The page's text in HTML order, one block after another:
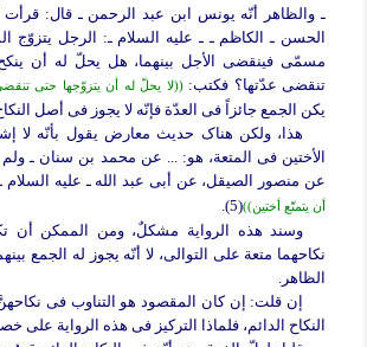
ـ والظاهر أنّه یونس ابن عبد الرحمن ـ قال:
الحسن ـ الکاظم ـ ـ علیه السلام ـ: الرجل یتزوّج
مسمّى فینقضی الأجل بینهما، هل یحلّ له أن
تنقضی عدّتها؟ فکتب:((لا یحلّ له أن یتزوّجها حتى
یکن الجمع جائزاً فی العدّة فإنّه لا یجوز فی أصل
هذا، ولکن هناک حدیث معارض یقول بأنّه لا
الأختین فی المتعة، هو: ... عن محمد بن سنان ـ ولم
عن منصور الصیقل، عن أبی عبد الله ـ علیه السلام
أن یتمتّع أختین))(5).
وسند هذه الروایة مشکلٌ، ومن الممکن أن
نکاحهما متعة على التوالی، لا أنّه یجوز له الجمع
الظاهر.
إن قلت: إن کان المقصود هو التناوب فی
النکاح الدائم، فلماذا الترکیز فی هذه الروایة على